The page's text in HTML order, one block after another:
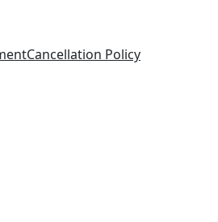
Cancellation Policy